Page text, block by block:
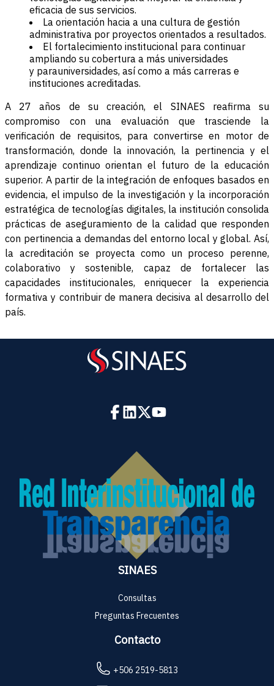
eficacia de sus servicios.
La orientación hacia a una cultura de gestión
administrativa por proyectos orientados a resultados.
El fortalecimiento institucional para continuar
ampliando su cobertura a más universidades
y parauniversidades, así como a más carreras e
instituciones acreditadas.
A 27 años de su creación, el SINAES reafirma su
compromiso con una evaluación que trasciende la
verificación de requisitos, para convertirse en motor de
transformación, donde la innovación, la pertinencia y el
aprendizaje continuo orientan el futuro de la educación
superior. A partir de la integración de enfoques basados en
evidencia, el impulso de la investigación y la incorporación
estratégica de tecnologías digitales, la institución consolida
prácticas de aseguramiento de la calidad que responden
con pertinencia a demandas del entorno local y global. Así,
la acreditación se proyecta como un proceso perenne,
colaborativo y sostenible, capaz de fortalecer las
capacidades institucionales, enriquecer la experiencia
formativa y contribuir de manera decisiva al desarrollo del
país.
SINAES
Consultas
Preguntas Frecuentes
Contacto
+506 2519-5813